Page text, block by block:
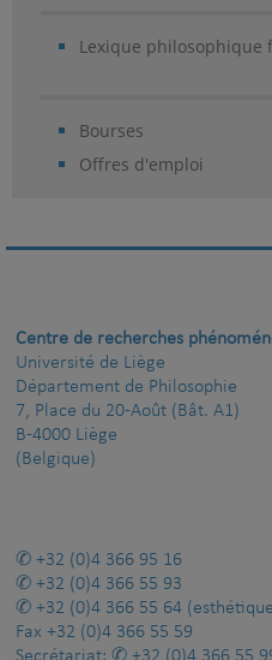
Lexique philosophique
Bourses
Offres d'emploi
Centre de recherches
Université de Liège
Département de Philosophie
7, Place du 20-Août (Bât. A1)
B-4000 Liège
(Belgique)
+32 (0)4 366 95 16
+32 (0)4 366 55 93
+32 (0)4 366 55 64
Fax +32 (0)4 366 55 59